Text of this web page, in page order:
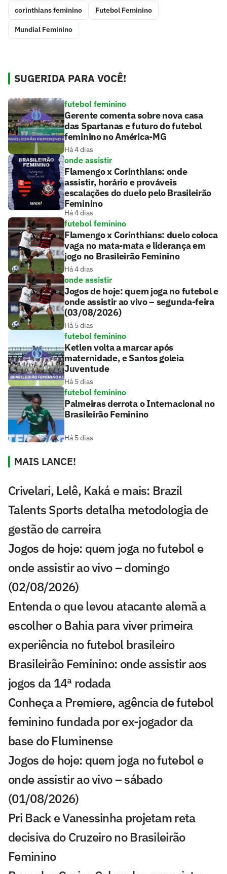
corinthians feminino Futebol Feminino
Mundial Feminino
SUGERIDA PARA VOCÊ!
futebol feminino
Gerente comenta sobre nova casa
das Spartanas e futuro do futebol
feminino no América-MG
Há 4 dias
onde assistir
Flamengo x Corinthians: onde
assistir, horário e prováveis
escalações do duelo pelo Brasileirão
Feminino
Há 4 dias
futebol feminino
Flamengo x Corinthians: duelo coloca
vaga no mata-mata e liderança em
jogo no Brasileirão Feminino
Há 4 dias
onde assistir
Jogos de hoje: quem joga no futebol e
onde assistir ao vivo – segunda-feira
(03/08/2026)
Há 5 dias
futebol feminino
Ketlen volta a marcar após
maternidade, e Santos goleia
Juventude
Há 5 dias
futebol feminino
Palmeiras derrota o Internacional no
Brasileirão Feminino
Há 5 dias
MAIS LANCE!
Crivelari, Lelê, Kaká e mais: Brazil
Talents Sports detalha metodologia de
gestão de carreira
Jogos de hoje: quem joga no futebol e
onde assistir ao vivo – domingo
(02/08/2026)
Entenda o que levou atacante alemã a
escolher o Bahia para viver primeira
experiência no futebol brasileiro
Brasileirão Feminino: onde assistir aos
jogos da 14ª rodada
Conheça a Premiere, agência de futebol
feminino fundada por ex-jogador da
base do Fluminense
Jogos de hoje: quem joga no futebol e
onde assistir ao vivo – sábado
(01/08/2026)
Pri Back e Vanessinha projetam reta
decisiva do Cruzeiro no Brasileirão
Feminino